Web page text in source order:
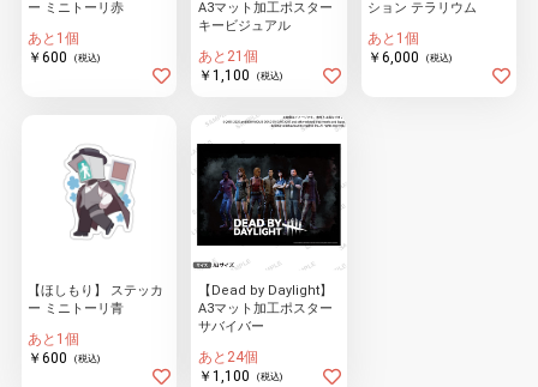
ー ミニトーリ赤
あと1個
￥600
(税込)
A3マット加工ポスター
キービジュアル
あと21個
￥1,100
(税込)
ション テラリウム
あと1個
￥6,000
(税込)
【ほしもり】 ステッカ
ー ミニトーリ青
あと1個
￥600
(税込)
【Dead by Daylight】
A3マット加工ポスター
サバイバー
あと24個
￥1,100
(税込)